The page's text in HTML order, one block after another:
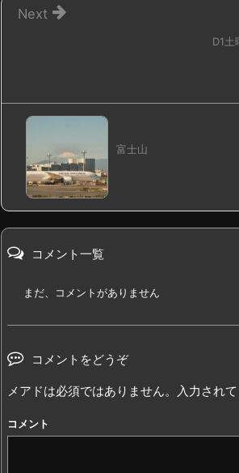
D1土
Next
富士山
コメント一覧
まだ、コメントがありません
コメントをどうぞ
メアドは必須ではありません。入力されて
コメント